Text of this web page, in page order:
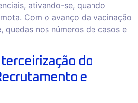
ativando-se, quando
Com o avanço da vacinação
quedas nos números de casos e
do
e